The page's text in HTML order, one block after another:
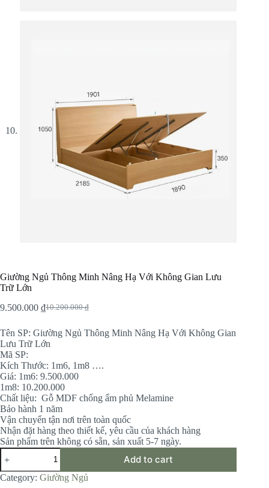
Giường Ngủ Thông Minh Nâng Hạ Với Không Gian Lưu
Trữ Lớn
10.200.000₫
Original
was:
10.200.000 ₫.
9.500.000 ₫Current
is:
9.500.000 ₫.
Tên SP: Giường Ngủ Thông Minh Nâng Hạ Với Không Gian
Lưu Trữ Lớn
Mã SP:
Kích Thước: 1m6, 1m8 ….
Giá: 1m6: 9.500.000
1m8: 10.200.000
Chất liệu: Gỗ MDF chống ẩm phủ Melamine
Bảo hành 1 năm
Vận chuyển tận nơi trên toàn quốc
Nhận đặt hàng theo thiết kế, yêu cầu của khách hàng
Sản phẩm trên không có sẵn, sản xuất 5-7 ngày.
Giường
Ngủ
Thông
Minh
Add to cart
Category: Giường Ngủ